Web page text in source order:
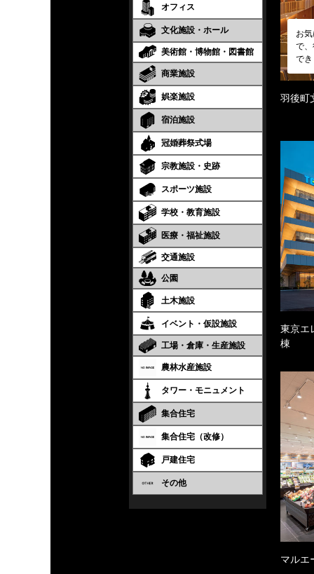
オフィス
文化施設・ホール
美術館・博物館・図書館
商業施設
娯楽施設
宿泊施設
冠婚葬祭式場
宗教施設・史跡
スポーツ施設
学校・教育施設
医療・福祉施設
交通施設
公園
土木施設
イベント・仮設施設
工場・倉庫・生産施設
農林水産施設
タワー・モニュメント
集合住宅
集合住宅（改修）
戸建住宅
その他
お
で
で
羽後
東京エ
棟
マルエ